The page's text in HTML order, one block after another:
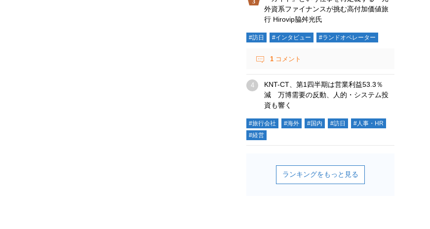
外資系ファイナンスが挑む高付加価値旅
行 Hirovip脇舛光氏
#訪日 #インタビュー #ランドオペレーター
1 コメント
KNT-CT、第1四半期は営業利益53.3％
減 万博需要の反動、人的・システム投
資も響く
#旅行会社 #海外 #国内 #訪日
#人事・HR
#経営